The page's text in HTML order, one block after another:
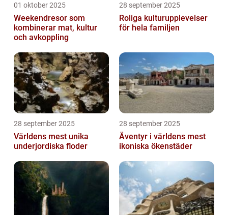
01 oktober 2025
Weekendresor som
kombinerar mat, kultur
och avkoppling
28 september 2025
Roliga kulturupplevelser
för hela familjen
28 september 2025
Världens mest unika
underjordiska floder
28 september 2025
Äventyr i världens mest
ikoniska ökenstäder